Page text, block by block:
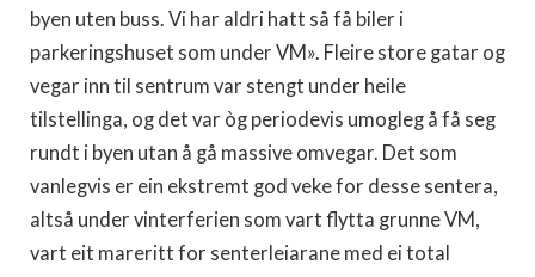
byen uten buss. Vi har aldri hatt så få biler i
parkeringshuset som under VM». Fleire store gatar og
vegar inn til sentrum var stengt under heile
tilstellinga, og det var òg periodevis umogleg å få seg
rundt i byen utan å gå massive omvegar. Det som
vanlegvis er ein ekstremt god veke for desse sentera,
altså under vinterferien som vart flytta grunne VM,
vart eit mareritt for senterleiarane med ei total